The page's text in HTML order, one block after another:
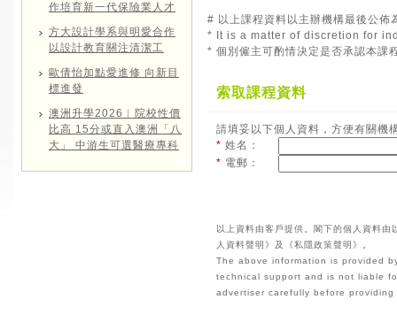
作培育新一代保險業人才
方大設計學系與明愛合作
以設計教育關注清潔工
歐倩怡加點愛進修 向新目
標進發
澳洲升學2026︱院校性價
比高 15分或直入澳洲「八
大」 中游生可選醫療專科
# 以上課程資料以主辦機構最後公佈
* It is a matter of discretion for
* 個別僱主可酌情決定是否承認本課
索取課程資料
請填妥以下個人資料，方便有關機
* 姓名：
* 電郵：
以上資料由客戶提供。閣下的個人資料
人資料聲明》及《私隱政策聲明》。
The above information is provided
technical support and is not liable
advertiser carefully before